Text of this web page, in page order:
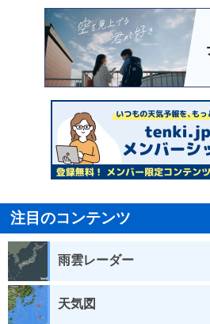
注目のコンテンツ
雨雲レーダー
天気図